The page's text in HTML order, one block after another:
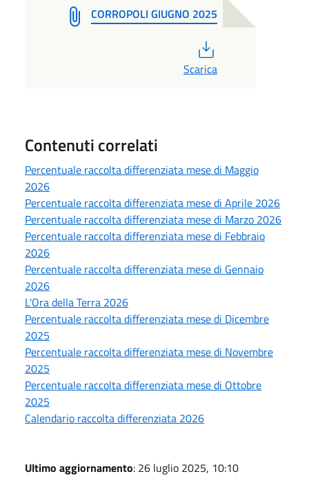
CORROPOLI GIUGNO 2025
Scarica
Contenuti correlati
Percentuale raccolta differenziata mese di Maggio
2026
Percentuale raccolta differenziata mese di Aprile 2026
Percentuale raccolta differenziata mese di Marzo 2026
Percentuale raccolta differenziata mese di Febbraio
2026
Percentuale raccolta differenziata mese di Gennaio
2026
L'Ora della Terra 2026
Percentuale raccolta differenziata mese di Dicembre
2025
Percentuale raccolta differenziata mese di Novembre
2025
Percentuale raccolta differenziata mese di Ottobre
2025
Calendario raccolta differenziata 2026
Ultimo aggiornamento: 26 luglio 2025, 10:10